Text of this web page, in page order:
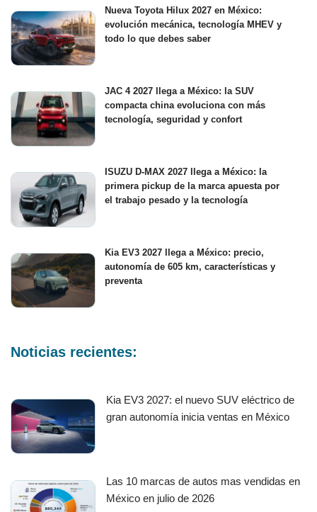
Nueva Toyota Hilux 2027 en México:
evolución mecánica, tecnología MHEV y
todo lo que debes saber
JAC 4 2027 llega a México: la SUV
compacta china evoluciona con más
tecnología, seguridad y confort
ISUZU D-MAX 2027 llega a México: la
primera pickup de la marca apuesta por
el trabajo pesado y la tecnología
Kia EV3 2027 llega a México: precio,
autonomía de 605 km, características y
preventa
Noticias recientes:
Kia EV3 2027: el nuevo SUV eléctrico de
gran autonomía inicia ventas en México
Las 10 marcas de autos mas vendidas en
México en julio de 2026